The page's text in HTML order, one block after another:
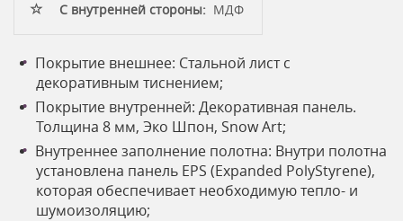
С внутренней стороны: МДФ
Покрытие внешнее: Стальной лист с
декоративным тиснением;
Покрытие внутренней: Декоративная панель.
Толщина 8 мм, Эко Шпон, Snow Art;
Внутреннее заполнение полотна: Внутри полотна
установлена панель EPS (Expanded PolyStyrene),
которая обеспечивает необходимую тепло- и
шумоизоляцию;